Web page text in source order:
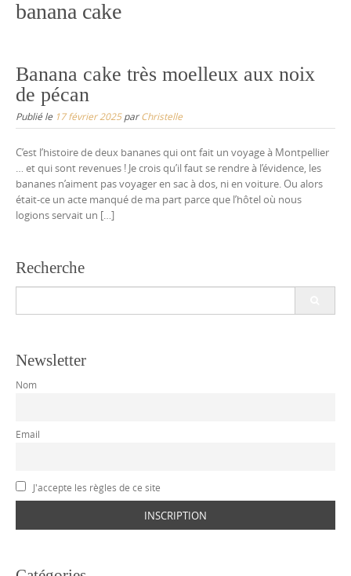
banana cake
Banana cake très moelleux aux noix
de pécan
Publié le 17 février 2025parChristelle
C’est l’histoire de deux bananes qui ont fait un voyage à Montpellier
… et qui sont revenues ! Je crois qu’il faut se rendre à l’évidence, les
bananes n’aiment pas voyager en sac à dos, ni en voiture. Ou alors
était-ce un acte manqué de ma part parce que l’hôtel où nous
logions servait un […]
Recherche
Newsletter
Nom
Email
J'accepte les règles de ce site